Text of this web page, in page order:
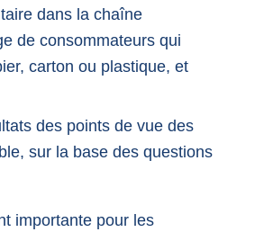
dans la chaîne
de consommateurs qui
carton ou plastique, et
des points de vue des
sur la base des questions
importante pour les